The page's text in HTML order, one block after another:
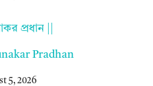
প্রধান ||
Pradhan
5, 2026